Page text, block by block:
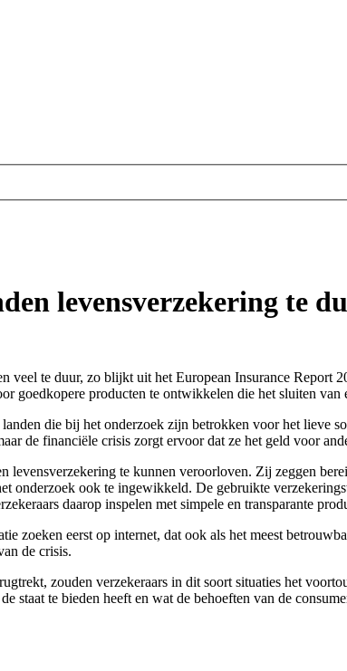
levensverzekering te
veel te duur, zo blijkt uit het European Insurance
goedkopere producten te ontwikkelen die het sluiten
die bij het onderzoek zijn betrokken voor het lieve
de financiële crisis zorgt ervoor dat ze het geld voor
levensverzekering te kunnen veroorloven. Zij zeggen
onderzoek ook te ingewikkeld. De gebruikte
daarop inspelen met simpele en transparante
zoeken eerst op internet, dat ook als het meest
de crisis.
zouden verzekeraars in dit soort situaties het
staat te bieden heeft en wat de behoeften van de